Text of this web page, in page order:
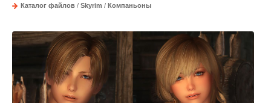
Каталог файлов / Skyrim / Компаньоны